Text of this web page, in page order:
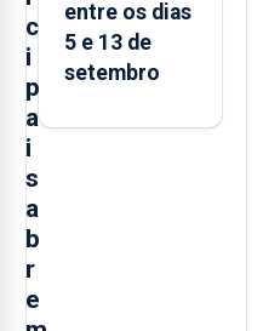
c
i
p
a
i
s
a
b
r
e
entre os dias
5 e 13 de
setembro